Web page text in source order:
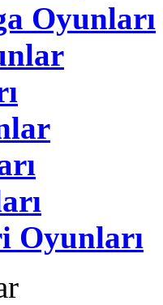
Oyunları
Oyunları